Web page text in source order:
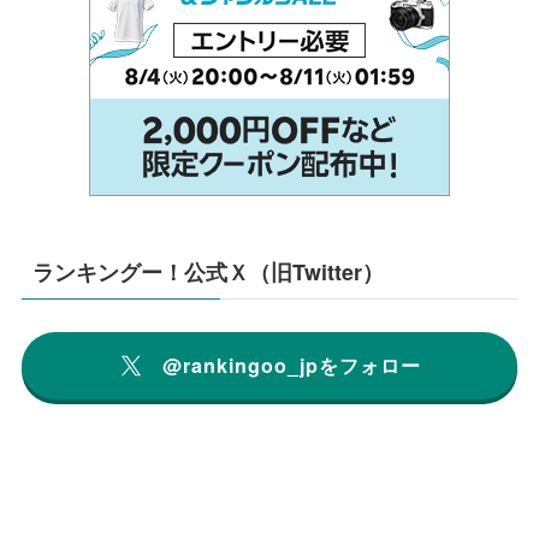
ランキングー！公式Ｘ（旧Twitter）
@rankingoo_jpをフォロー